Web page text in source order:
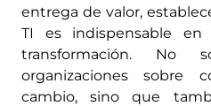
entrega de valor,
TI es indispensable en
transformación.
organizaciones sobre
cambio, sino que